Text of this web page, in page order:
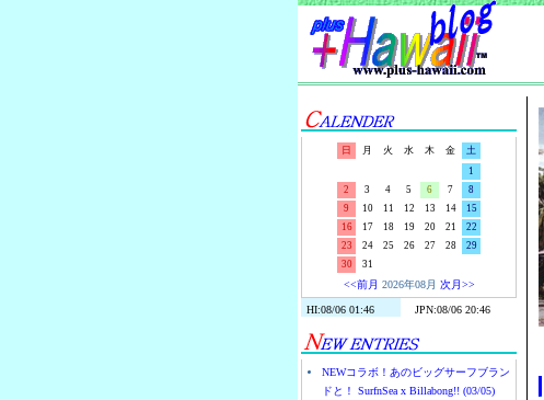
日 月 火 水 木 金
土
1
2
3 4 5 6 7
8
9
10 11 12 13 14
15
16
17 18 19 20 21
22
23
24 25 26 27 28
29
30
31
<<前月 2026年08月 次月>>
NEWコラボ！あのビッグサーフブラン
ドと！ SurfnSea x Billabong!! (03/05)